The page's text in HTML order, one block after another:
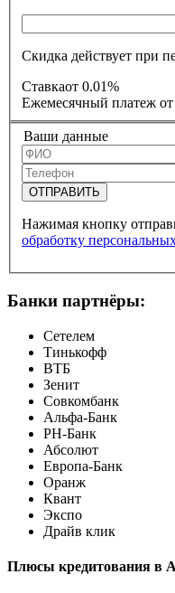
Скидка действует при
Ставкаот 0.01%
Ежемесячный платеж от
Ваши данные
ОТПРАВИТЬ
Нажимая кнопку
обработку
Банки партнёры:
Сетелем
Тинькофф
ВТБ
Зенит
Совкомбанк
Альфа-Банк
РН-Банк
Абсолют
Европа-Банк
Оранж
Квант
Экспо
Драйв клик
Плюсы кредитования в